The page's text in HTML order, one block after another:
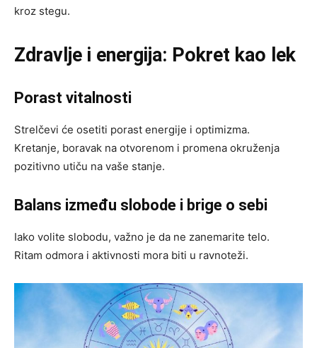
kroz stegu.
Zdravlje i energija: Pokret kao lek
Porast vitalnosti
Strelčevi će osetiti porast energije i optimizma.
Kretanje, boravak na otvorenom i promena okruženja
pozitivno utiču na vaše stanje.
Balans između slobode i brige o sebi
Iako volite slobodu, važno je da ne zanemarite telo.
Ritam odmora i aktivnosti mora biti u ravnoteži.